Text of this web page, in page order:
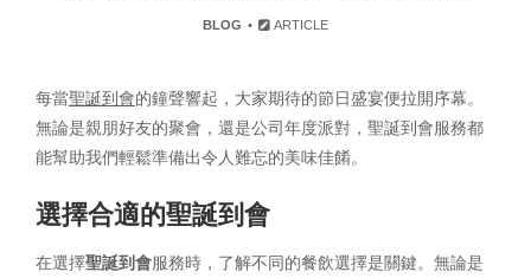
BLOG ARTICLE
每當聖誕到會的鐘聲響起，大家期待的節日盛宴便拉開序幕。
無論是親朋好友的聚會，還是公司年度派對，聖誕到會服務都
能幫助我們輕鬆準備出令人難忘的美味佳餚。
選擇合適的聖誕到會
在選擇聖誕到會服務時，了解不同的餐飲選擇是關鍵。無論是